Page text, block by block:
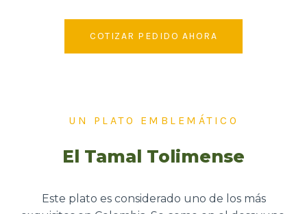
COTIZAR PEDIDO AHORA
UN PLATO EMBLEMÁTICO
El Tamal Tolimense
Este plato es considerado uno de los más